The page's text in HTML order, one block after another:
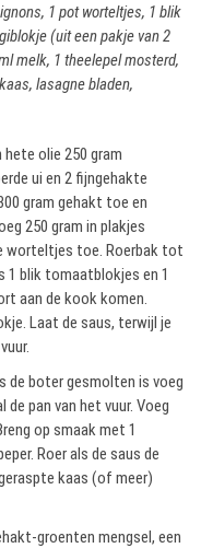
1 pot worteltjes, 1 blik
(uit een pakje van 2
melk, 1 theelepel mosterd,
lasagne bladen,
hete olie 250 gram
ui en 2 fijngehakte
gram gehakt toe en
250 gram in plakjes
worteltjes toe. Roerbak tot
1 blik tomaatblokjes en 1
aan de kook komen.
Laat de saus, terwijl je
de boter gesmolten is voeg
pan van het vuur. Voeg
op smaak met 1
Roer als de saus de
kaas (of meer)
groenten mengsel, een